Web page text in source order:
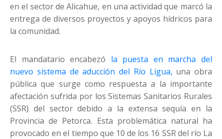
en el sector de Alicahue, en una actividad que marcó la
entrega de diversos proyectos y apoyos hídricos para
la comunidad.
El mandatario encabezó la puesta en marcha del
nuevo sistema de aducción del Río Ligua, una obra
pública que surge como respuesta a la importante
afectación sufrida por los Sistemas Sanitarios Rurales
(SSR) del sector debido a la extensa sequía en la
Provincia de Petorca. Esta problemática natural ha
provocado en el tiempo que 10 de los 16 SSR del río La